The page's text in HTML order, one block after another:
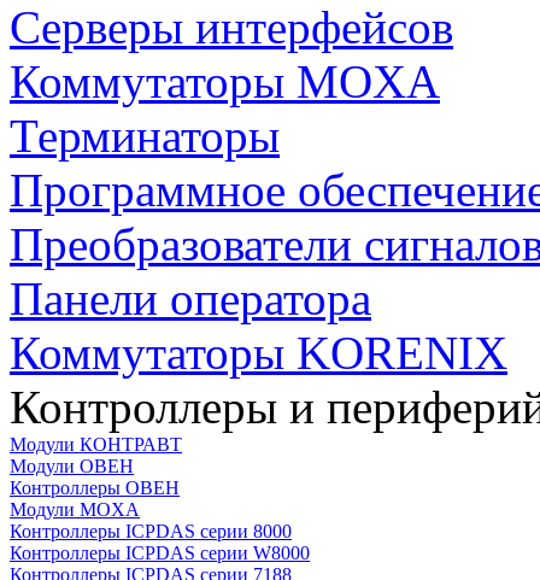
Серверы интерфейсов
Коммутаторы MOXA
Терминаторы
Программное
Преобразователи
Панели оператора
Коммутаторы KORENIX
Контроллеры и
Модули КОНТРАВТ
Модули ОВЕН
Контроллеры ОВЕН
Модули MOXA
Контроллеры ICPDAS серии 8000
Контроллеры ICPDAS серии W8000
Контроллеры ICPDAS серии 7188